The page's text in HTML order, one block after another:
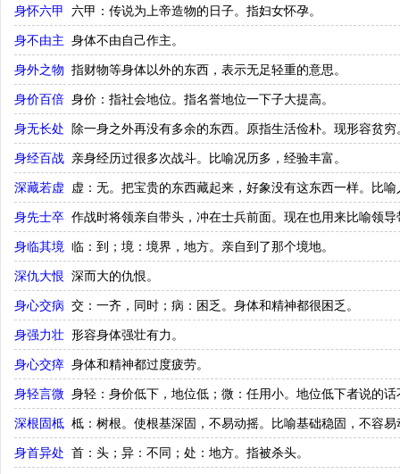
身怀六甲 六甲：传说为上帝造物的日子。指妇女怀孕。
身不由主 身体不由自己作主。
身外之物 指财物等身体以外的东西，表示无足轻重的意思。
身价百倍 身价：指社会地位。指名誉地位一下子大提高。
身无长处 除一身之外再没有多余的东西。原指生活俭朴。现形容贫穷
身经百战 亲身经历过很多次战斗。比喻况历多，经验丰富。
深藏若虚 虚：无。把宝贵的东西藏起来，好象没有这东西一样。比
身先士卒 作战时将领亲自带头，冲在士兵前面。现在也用来比喻领
身临其境 临：到；境：境界，地方。亲自到了那个境地。
深仇大恨 深而大的仇恨。
身心交病 交：一齐，同时；病：困乏。身体和精神都很困乏。
身强力壮 形容身体强壮有力。
身心交瘁 身体和精神都过度疲劳。
身轻言微 身轻：身价低下，地位低；微：任用小。地位低下者说的
深根固柢 柢：树根。使根基深固，不易动摇。比喻基础稳固，不容易
身首异处 首：头；异：不同；处：地方。指被杀头。